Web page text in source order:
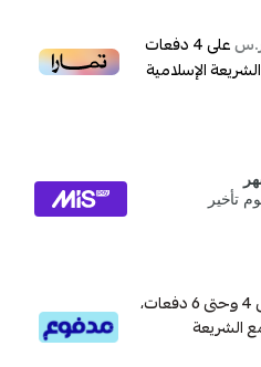
على4دفعات
الإسلامية
قسم دفعاتك بطريقة ميسرة إلى 4 وحتى 6 دفعات،
الشريعة